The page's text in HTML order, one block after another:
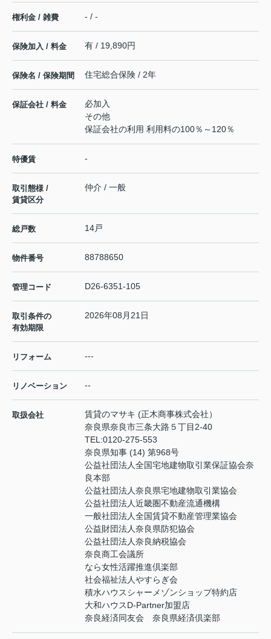
権利金 / 雑費 - / -
保険加入 / 料金 有 / 19,890円
保険名 / 保険期間 住宅総合保険 / 2年
保証会社 / 料金
必加入
その他
保証会社の利用 利用料の100％～120％
特優賃 -
取引態様 /
賃貸区分
仲介 / 一般
総戸数 14戸
物件番号 88788650
管理コード D26-6351-105
取引条件の
有効期限
2026年08月21日
リフォーム ---
リノベーション --
取扱会社
賃貸のマサキ (正木商事株式会社）
奈良県奈良市三条大路５丁目2-40
TEL:0120-275-553
奈良県知事 (14) 第968号
公益社団法人全国宅地建物取引業保証協会奈
良本部
公益社団法人奈良県宅地建物取引業協会
公益社団法人近畿圏不動産流通機構
一般社団法人全国賃貸不動産管理業協会
公益財団法人奈良県防犯協会
公益社団法人奈良納税協会
奈良商工会議所
なら女性活躍推進倶楽部
社会福祉法人やすらぎ会
積水ハウスシャーメゾンショップ特約店
大和ハウスD-Partner加盟店
奈良経済同友会 奈良県経済倶楽部